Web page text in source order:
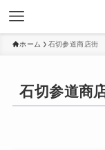
ホーム 石切参道商店街
石切参道商